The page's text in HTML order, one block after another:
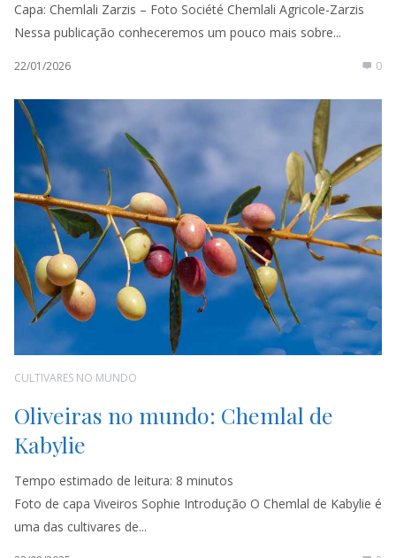
Capa: Chemlali Zarzis – Foto Société Chemlali Agricole-Zarzis
Nessa publicação conheceremos um pouco mais sobre...
22/01/2026 0
CULTIVARES NO MUNDO
Oliveiras no mundo: Chemlal de
Kabylie
Tempo estimado de leitura: 8 minutos
Foto de capa Viveiros Sophie Introdução O Chemlal de Kabylie é
uma das cultivares de...